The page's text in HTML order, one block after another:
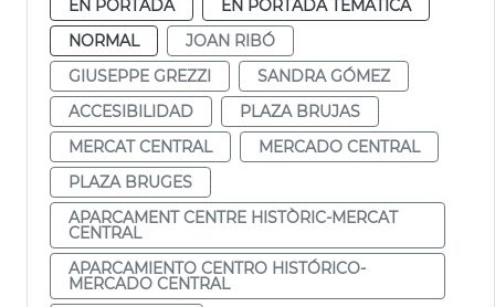
EN PORTADA
EN PORTADA TEMÁTICA
NORMAL
JOAN RIBÓ
GIUSEPPE GREZZI
SANDRA GÓMEZ
ACCESIBILIDAD
PLAZA BRUJAS
MERCAT CENTRAL
MERCADO CENTRAL
PLAZA BRUGES
APARCAMENT CENTRE HISTÒRIC-MERCAT
CENTRAL
APARCAMIENTO CENTRO HISTÓRICO-
MERCADO CENTRAL